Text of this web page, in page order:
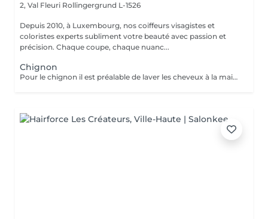
2, Val Fleuri Rollingergrund L-1526
Depuis 2010, à Luxembourg, nos coiffeurs visagistes et
coloristes experts subliment votre beauté avec passion et
précision. Chaque coupe, chaque nuanc...
Chignon
Pour le chignon il est préalable de laver les cheveux à la maison sans faire de soin afin que les cheveux soit propre et prêt à être travailler pour réaliser votre coiffure personnalisée. Le prix (*plus) varie selon la longueur, épaisseur et réalisation du service.